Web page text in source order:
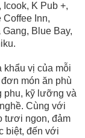
K Pub +,
Coffee Inn,
Blue Bay,
khẩu vị của mỗi
món ăn phù
phu, kỹ lưỡng và
Cùng với
tươi ngon, đảm
biệt, đến với